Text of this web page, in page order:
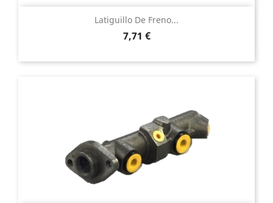
Latiguillo De Freno...
Precio
7,71 €